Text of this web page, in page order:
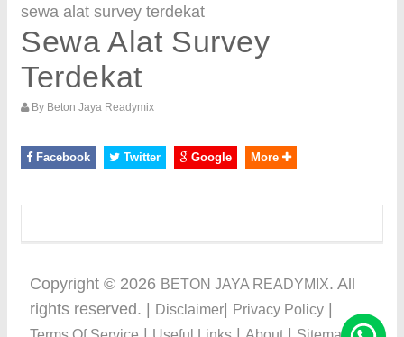
sewa alat survey terdekat
Sewa Alat Survey
Terdekat
By Beton Jaya Readymix
Facebook Twitter Google More
Copyright © 2026 BETON JAYA READYMIX. All
rights reserved. |
Disclaimer Privacy Policy